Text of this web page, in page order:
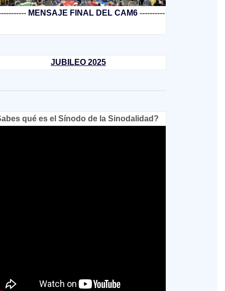
MENSAJE FINAL DEL CAM6 ----------
JUBILEO 2025
qué es el Sínodo de la Sinodalidad?